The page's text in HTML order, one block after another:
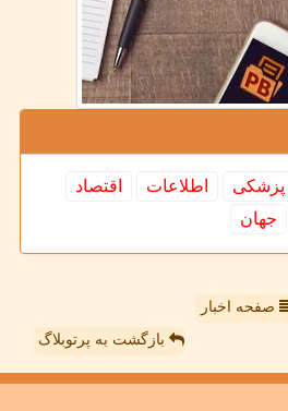
پزشكی اطلاعات
اقتصاد
جهان
صفحه اخبار
بازگشت به پرتوبلاگ